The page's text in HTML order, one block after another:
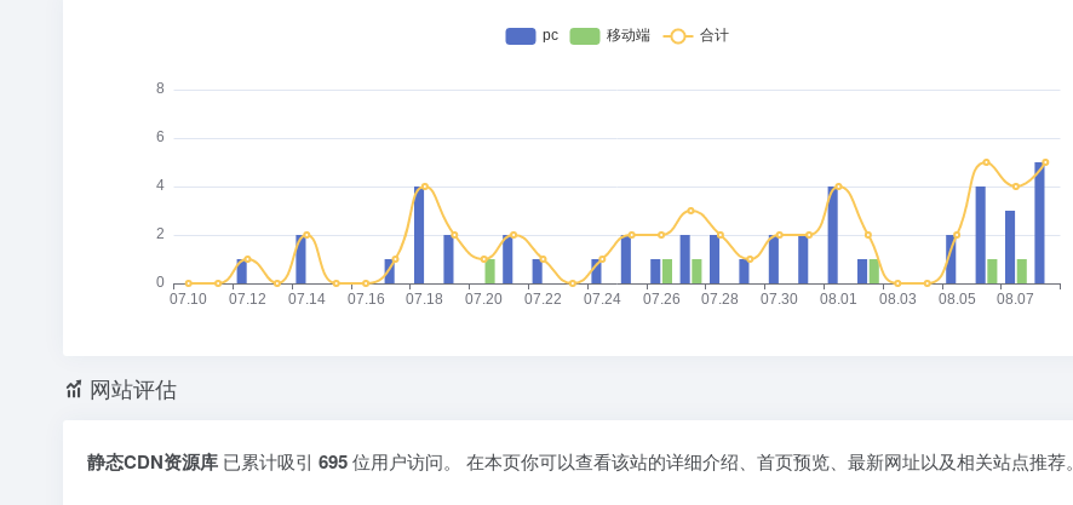
网站评估
静态CDN资源库 已累计吸引 695位用户访问。 在本页你可以查看该站的详细介绍、首页预览、最新网址以及相关站点推荐。